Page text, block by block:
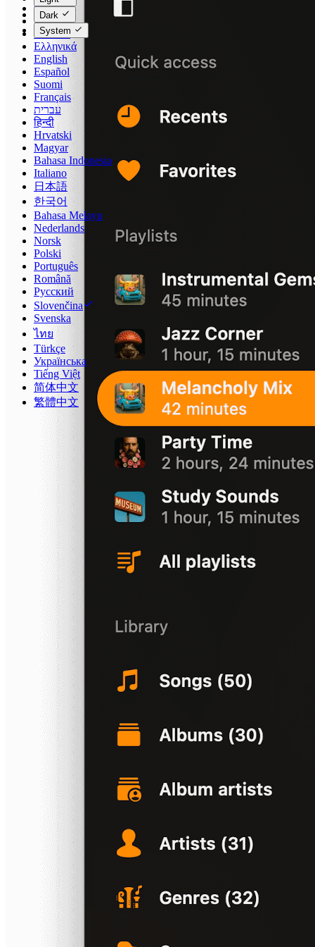
Čeština
Dansk
Deutsch
Ελληνικά
English
Español
Suomi
Français
עברית
हिन्दी
Hrvatski
Magyar
Bahasa Indonesia
Italiano
日本語
한국어
Bahasa Melayu
Nederlands
Norsk
Polski
Português
Română
Русский
Slovenčina
Svenska
ไทย
Türkçe
Українська
Tiếng Việt
简体中文
繁體中文
Dark
System